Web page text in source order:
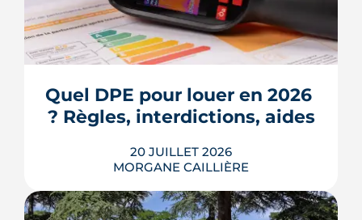
Écoles, base de loisirs, transports,
projets urbains et prix au m2 : le guide
3e ville de Haute-Garonne.
LIRE L'ARTICLE
Quel DPE pour louer en 2026
? Règles, interdictions, aides
20 JUILLET 2026
MORGANE CAILLIÈRE